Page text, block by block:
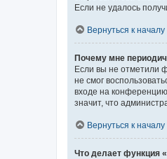
Если не удалось
Вернуться к началу
Почему мне
Если вы не отметили
не смог
входе на
значит, что
Вернуться к началу
Что делает функция